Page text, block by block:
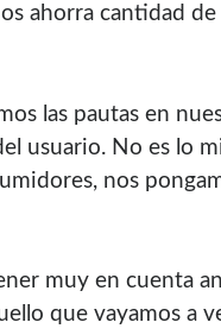
ahorra cantidad
las pautas en
usuario. No es lo
nos
muy en cuenta
que vayamos a